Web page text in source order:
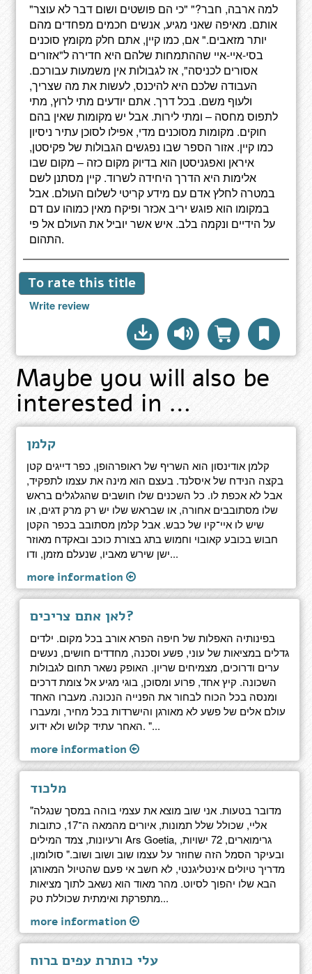
"למה ארבה, חבר?" "כי הם פושטים ושום דבר לא עוצר
אותם. מאיפה שאני מגיע, אנשים חכמים מפחדים מהם
יותר מזאבים." אם, כמו קיין, אתם חלק מקומץ סוכנים
בסי-איי-איי שההתמחות שלהם היא חדירה ל"אזורים
אסורים לכניסה", אז לגבולות אין משמעות עבורכם.
העבודה שלכם היא להיכנס, לעשות את מה שצריך,
ולעוף משם. בכל דרך. אתם יודעים מתי לרוץ, מתי
לתפוס מחסה – ומתי לירות. אבל יש מקומות שאין בהם
חוקים. מקומות מסוכנים מדי, אפילו לסוכן עתיר ניסיון
כמו קיין. אזור הספר שבו נפגשים הגבולות של פקיסטן,
איראן ואפגניסטן הוא בדיוק מקום כזה – מקום שבו
אלימות היא הדרך היחידה לשרוד. קיין מסתנן לשם
במטרה לחלץ אדם עם מידע קריטי לשלום העולם. אבל
במקומו הוא פוגש יריב אכזר ופיקח מאין כמוהו עם דם
על הידיים ונקמה בלב. איש אשר יוביל את העולם אל פי
התהום.
To rate this title
Write review
Maybe you will also be
interested in …
קלמן
קלמן אודינסון הוא השריף של ראופרהופן, כפר דייגים קטן
בקצה הנידח של איסלנד. בעצם הוא מינה את עצמו לתפקיד,
אבל לא אכפת לו. כל השכנים שלו חושבים שהגלגלים בראש
שלו מסתובבים אחורה, או שבראש שלו יש רק מרק דגים, או
שיש לו איי־קיו של כבש. אבל קלמן מסתובב בכפר הקטן
חבוש בכובע קאובוי וחמוש בתג בצורת כוכב ובאקדח מאוזר
ישן שירש מאביו, שנעלם מזמן, ודו...
more information
לאן אתם צריכים?
בפינותיה האפלות של חיפה הפרא אורב בכל מקום. ילדים
גדלים במציאות של עוני, פשע וסכנה, מחדדים חושים, נעשים
ערים ודרוכים, מצמיחים שריון. האופק נשאר תחום לגבולות
השכונה. קיץ אחד, פרוע ומסוכן, בוגי מגיע אל צומת דרכים
ומנסה בכל הכוח לבחור את הפנייה הנכונה. מעברו האחד
עולם אלים של פשע לא מאורגן והישרדות בכל מחיר, ומעברו
האחר עתיד קלוש ולא ידוע. "...
more information
מלכוד
"מדובר בטעות. אני שוב מוצא את עצמי בוהה במסך שנגלה
אליי, שכולל שלל תמונות, איורים מהמאה ה־17, כתובות
ורעיונות, צמד המילים Ars Goetia, גרימוארים, 72 ישויות,
ובעיקר הסמל הזה שחוזר על עצמו שוב ושוב ושוב." סולומון,
מדריך טיולים אינטליגנטי, לא חשב אי פעם שהטיול המאורגן
הבא שלו יהפוך לסיוט. מהר מאוד הוא נשאב לתוך מציאות
מתפרקת ואימתית שכוללת טק...
more information
עלי כותרת עפים ברוח